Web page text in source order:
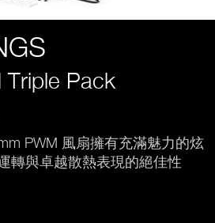
Triple Pack
PWM 風扇擁有充滿魅力的炫
轉與卓越散熱表現的絕佳性